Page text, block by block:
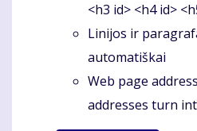
<h3 id> <h4 id>
Linijos ir
automatiškai
Web page
addresses turn